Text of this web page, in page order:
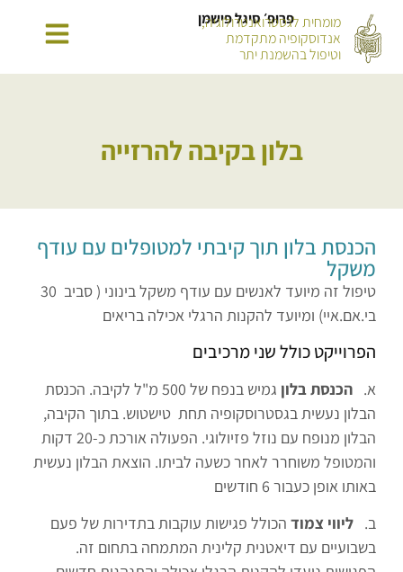
פרופ׳ סיגל פישמן
מומחית לגסטרואנטרולוגיה,
אנדוסקופיה מתקדמת
וטיפול בהשמנת יתר
בלון בקיבה להרזייה
הכנסת בלון תוך קיבתי למטופלים עם עודף
משקל
טיפול זה מיועד לאנשים עם עודף משקל בינוני ( סביב 30
בי.אם.איי) ומיועד להקנות הרגלי אכילה בריאים
​הפרוייקט כולל שני מרכיבים
א. הכנסת בלון
גמיש בנפח של 500 מ"ל לקיבה. הכנסת
הבלון נעשית בגסטרוסקופיה תחת טישטוש. בתוך הקיבה,
הבלון מנופח עם נוזל פזיולוגי. הפעולה אורכת כ-20 דקות
והמטופל משוחרר לאחר כשעה לביתו. הוצאת הבלון נעשית
באותו אופן כעבור 6 חודשים
ב. ליווי צמוד הכולל פגישות עוקבות בתדירות של פעם
בשבועיים עם דיאטנית קלינית המתמחה בתחום זה.